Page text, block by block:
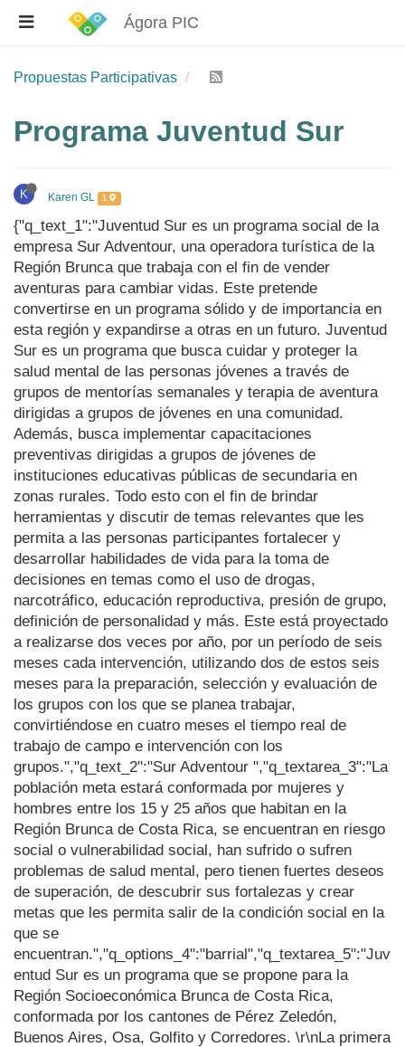
Ágora PIC
Propuestas Participativas
Programa Juventud Sur
K Karen GL 1
{"q_text_1":"Juventud Sur es un programa social de la
empresa Sur Adventour, una operadora turística de la
Región Brunca que trabaja con el fin de vender
aventuras para cambiar vidas. Este pretende
convertirse en un programa sólido y de importancia en
esta región y expandirse a otras en un futuro. Juventud
Sur es un programa que busca cuidar y proteger la
salud mental de las personas jóvenes a través de
grupos de mentorías semanales y terapia de aventura
dirigidas a grupos de jóvenes en una comunidad.
Además, busca implementar capacitaciones
preventivas dirigidas a grupos de jóvenes de
instituciones educativas públicas de secundaria en
zonas rurales. Todo esto con el fin de brindar
herramientas y discutir de temas relevantes que les
permita a las personas participantes fortalecer y
desarrollar habilidades de vida para la toma de
decisiones en temas como el uso de drogas,
narcotráfico, educación reproductiva, presión de grupo,
definición de personalidad y más. Este está proyectado
a realizarse dos veces por año, por un período de seis
meses cada intervención, utilizando dos de estos seis
meses para la preparación, selección y evaluación de
los grupos con los que se planea trabajar,
convirtiéndose en cuatro meses el tiempo real de
trabajo de campo e intervención con los
grupos.","q_text_2":"Sur Adventour ","q_textarea_3":"La
población meta estará conformada por mujeres y
hombres entre los 15 y 25 años que habitan en la
Región Brunca de Costa Rica, se encuentran en riesgo
social o vulnerabilidad social, han sufrido o sufren
problemas de salud mental, pero tienen fuertes deseos
de superación, de descubrir sus fortalezas y crear
metas que les permita salir de la condición social en la
que se
encuentran.","q_options_4":"barrial","q_textarea_5":"Juv
entud Sur es un programa que se propone para la
Región Socioeconómica Brunca de Costa Rica,
conformada por los cantones de Pérez Zeledón,
Buenos Aires, Osa, Golfito y Corredores. \r\nLa primera